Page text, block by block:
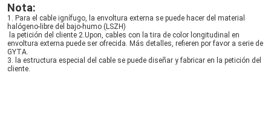
Nota:
1. Para el cable ignífugo, la envoltura externa se puede hacer del material
halógeno-libre del bajo-humo (LSZH)
la petición del cliente 2.Upon, cables con la tira de color longitudinal en
envoltura externa puede ser ofrecida. Más detalles, refieren por favor a serie de
GYTA.
3. la estructura especial del cable se puede diseñar y fabricar en la petición del
cliente.